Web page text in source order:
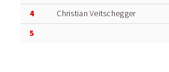
4 Christian Veitschegger
5